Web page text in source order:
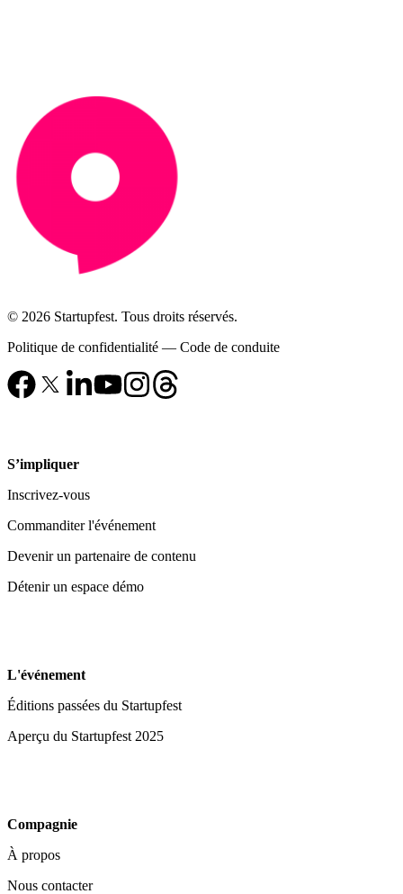
© 2026 Startupfest. Tous droits réservés.
Politique de confidentialité — Code de conduite
S’impliquer
Inscrivez-vous
Commanditer l'événement
Devenir un partenaire de contenu
Détenir un espace démo
L'événement
Éditions passées du Startupfest
Aperçu du Startupfest 2025
Compagnie
À propos
Nous contacter